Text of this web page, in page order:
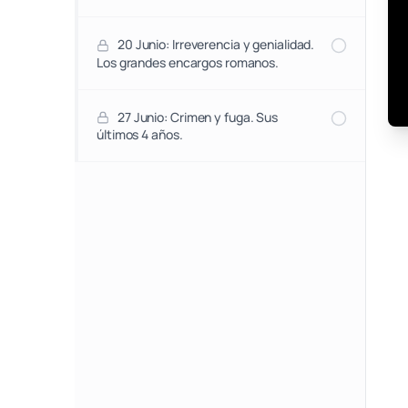
20 Junio: Irreverencia y genialidad.
Los grandes encargos romanos.
27 Junio: Crimen y fuga. Sus
últimos 4 años.